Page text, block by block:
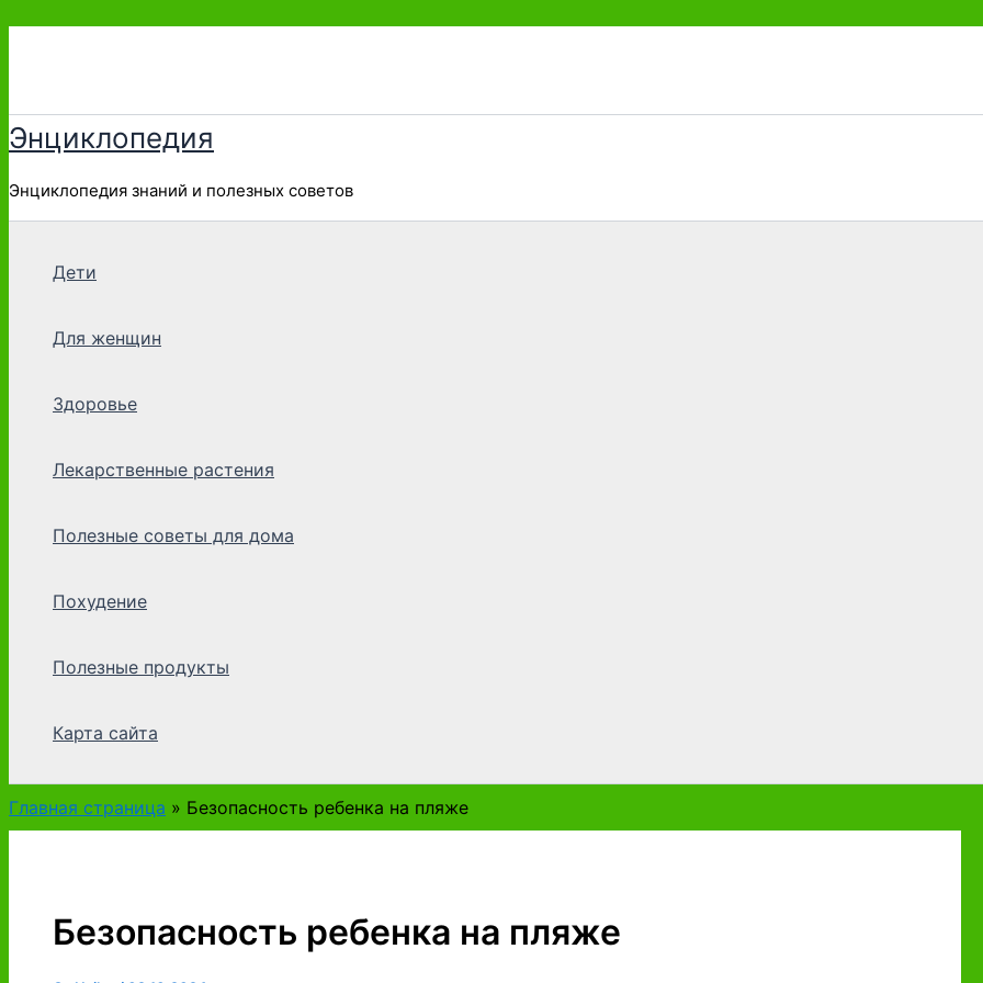
Перейти
Энциклопедия
Энциклопедия знаний и полезных советов
Дети
Для женщин
Здоровье
Лекарственные растения
Полезные советы для дома
Похудение
Полезные продукты
Карта сайта
Главная страница » Безопасность ребенка на пляже
Безопасность ребенка на пляже